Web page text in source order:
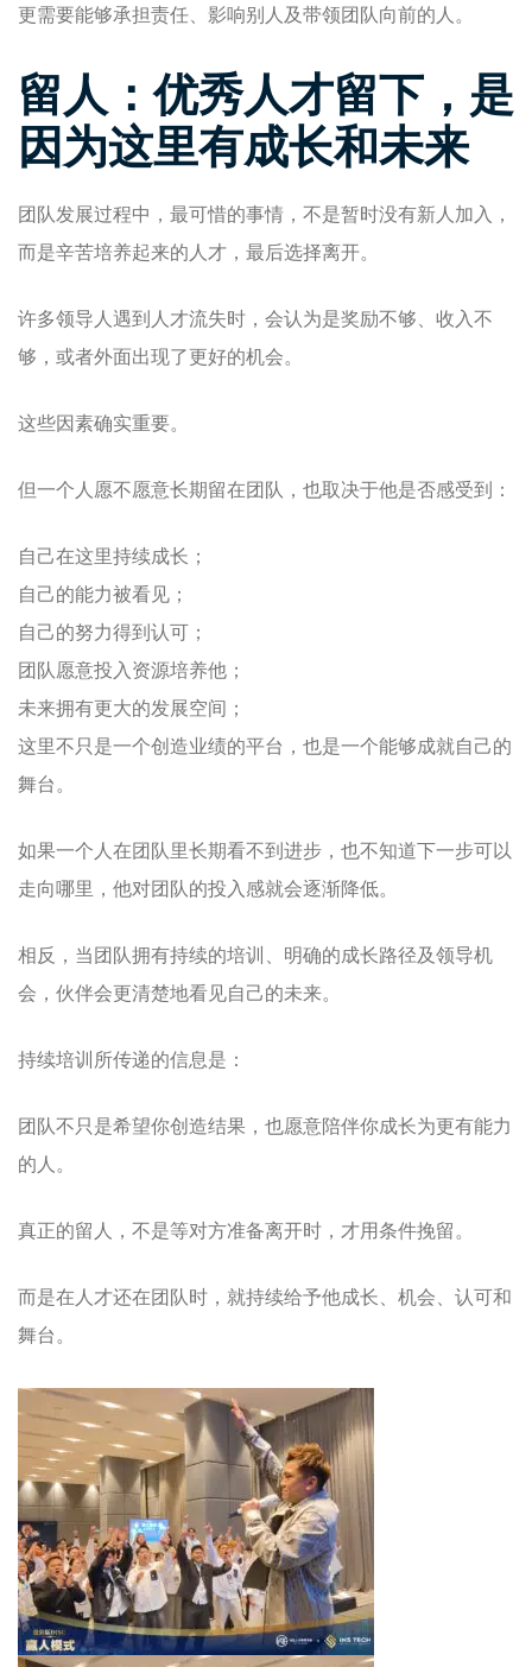
更需要能够承担责任、影响别人及带领团队向前的人。
留人：优秀人才留下，是
因为这里有成长和未来
团队发展过程中，最可惜的事情，不是暂时没有新人加入，
而是辛苦培养起来的人才，最后选择离开。
许多领导人遇到人才流失时，会认为是奖励不够、收入不
够，或者外面出现了更好的机会。
这些因素确实重要。
但一个人愿不愿意长期留在团队，也取决于他是否感受到：
自己在这里持续成长；
自己的能力被看见；
自己的努力得到认可；
团队愿意投入资源培养他；
未来拥有更大的发展空间；
这里不只是一个创造业绩的平台，也是一个能够成就自己的
舞台。
如果一个人在团队里长期看不到进步，也不知道下一步可以
走向哪里，他对团队的投入感就会逐渐降低。
相反，当团队拥有持续的培训、明确的成长路径及领导机
会，伙伴会更清楚地看见自己的未来。
持续培训所传递的信息是：
团队不只是希望你创造结果，也愿意陪伴你成长为更有能力
的人。
真正的留人，不是等对方准备离开时，才用条件挽留。
而是在人才还在团队时，就持续给予他成长、机会、认可和
舞台。